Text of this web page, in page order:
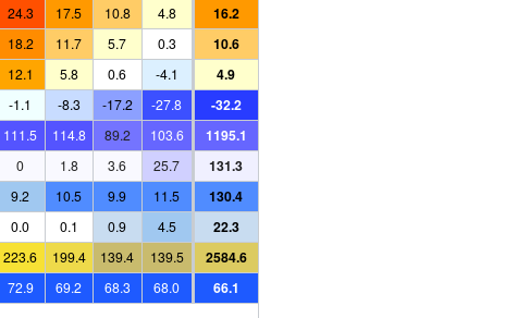
24.3 17.5 10.8 4.8 16.2
18.2 11.7 5.7 0.3 10.6
12.1 5.8 0.6 -4.1 4.9
-1.1 -8.3 -17.2 -27.8 -32.2
111.5 114.8 89.2 103.6 1195.1
0 1.8 3.6 25.7 131.3
9.2 10.5 9.9 11.5 130.4
0.0 0.1 0.9 4.5 22.3
223.6 199.4 139.4 139.5 2584.6
72.9 69.2 68.3 68.0
66.1